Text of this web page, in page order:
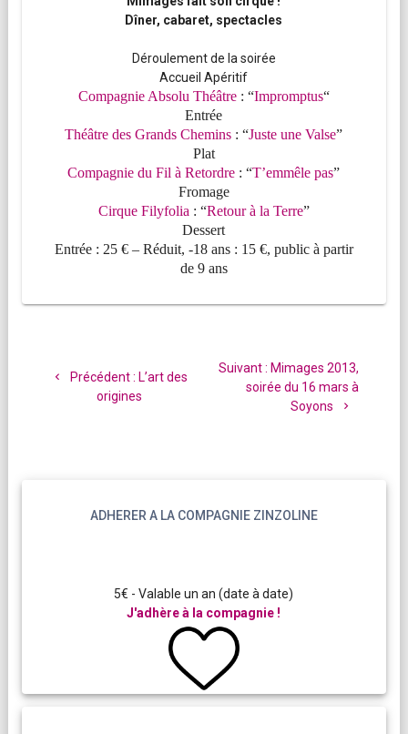
Dîner, cabaret, spectacles
Déroulement de la soirée
Accueil Apéritif
Compagnie Absolu Théâtre: “Impromptus“
Entrée
Théâtre des Grands Chemins : “Juste une Valse”
Plat
Compagnie du Fil à Retordre : “T’emmêle pas”
Fromage
Cirque Filyfolia : “Retour à la Terre”
Dessert
Entrée : 25 € – Réduit, -18 ans : 15 €, public à partir
de 9 ans
Précédent : Article
précédent
L’art des
origines
Suivant : Article
suivant
Mimages 2013,
soirée du 16 mars à
Soyons
ADHERER A LA COMPAGNIE ZINZOLINE
5€ - Valable un an (date à date)
J'adhère à la compagnie !